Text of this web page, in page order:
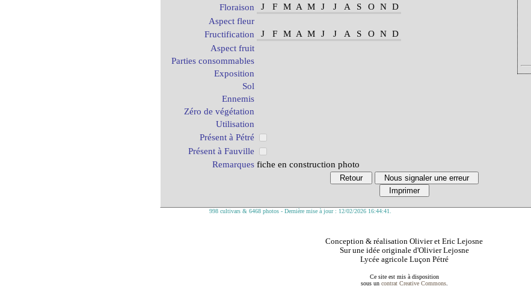
Floraison
J F M A M J J A S O N D
Aspect fleur
Fructification
J F M A M J J A S O N D
Aspect fruit
Parties consommables
Exposition
Sol
Ennemis
Zéro de végétation
Utilisation
Présent à Pétré
Présent à Fauville
Remarques fiche en construction photo
998 cultivars & 6468 photos - Dernière mise à jour : 12/02/2026 16:44:41.
Conception & réalisation Olivier et Eric Lejosne
Sur une idée originale d'Olivier Lejosne
Lycée agricole Luçon Pétré
Ce site est mis à disposition
sous un contrat Creative Commons.